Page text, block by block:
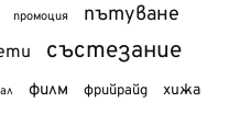
промоция пътуване
състезание
филм фрийрайд хижа